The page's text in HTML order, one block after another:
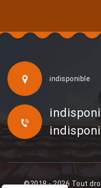
indisponible
©2018 - 2026 Tout